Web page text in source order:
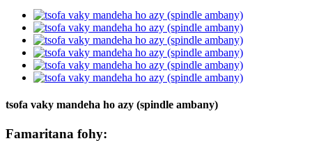
tsofa vaky mandeha ho azy (spindle ambany)
Famaritana fohy: